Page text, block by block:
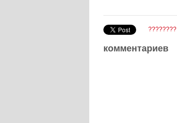
????????
комментариев